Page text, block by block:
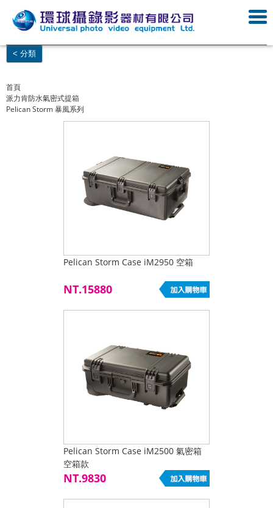
< 分類
首頁
派力肯防水氣密式提箱
Pelican Storm 暴風系列
Pelican Storm Case iM2950 空箱
NT.15880
Pelican Storm Case iM2500 氣密箱
空箱款
NT.9830